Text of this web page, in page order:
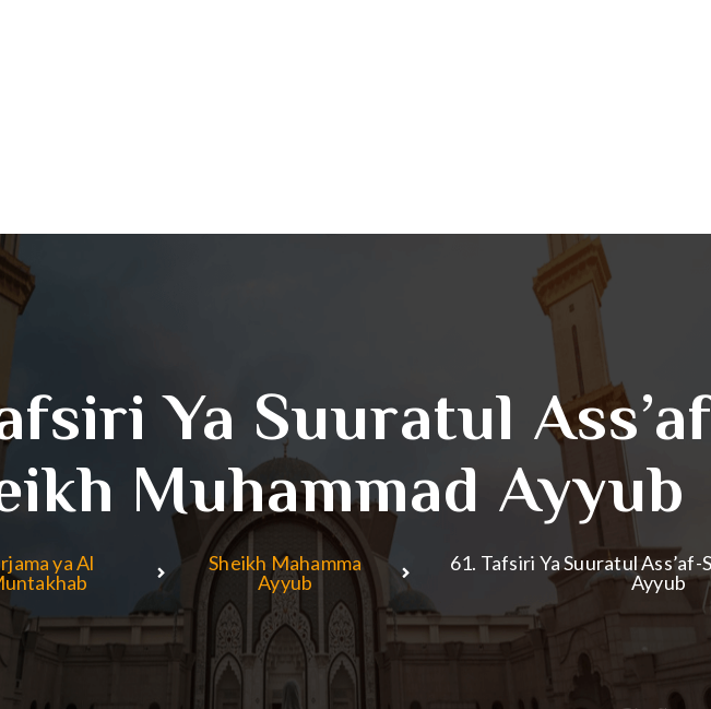
Ya Suuratul
Muhammad Ayyub
ya Al
Sheikh Mahamma
Ayyub
61. Tafsiri Ya Suuratul
Ayyub